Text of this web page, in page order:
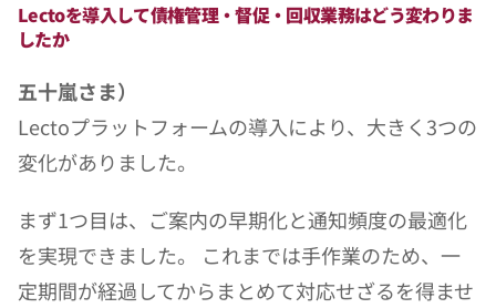
Lectoを導入して債権管理・督促・回収業務はどう変わりま
したか
五十嵐さま）
Lectoプラットフォームの導入により、大きく3つの
変化がありました。
まず1つ目は、ご案内の早期化と通知頻度の最適化
を実現できました。 これまでは手作業のため、一
定期間が経過してからまとめて対応せざるを得ませ